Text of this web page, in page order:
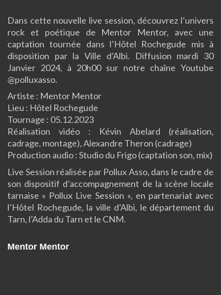
Dans cette nouvelle live session, découvrez l’univers
rock et poétique de Mentor Mentor, avec une
captation tournée dans l’Hôtel Rochegude mis à
disposition par la Ville d’Albi. Diffusion mardi 30
Janvier 2024, à 20h00 sur notre chaîne Youtube
@polluxasso.
Artiste : Mentor Mentor
Lieu : Hôtel Rochegude
Tournage : 05.12.2023
Réalisation vidéo : Kévin Abelard (réalisation,
cadrage, montage), Alexandre Theron (cadrage)
Production audio : Studio du Frigo (captation son, mix)
Live Session réalisée par Pollux Asso, dans le cadre de
son dispositif d’accompagnement de la scène locale
tarnaise « Pollux Live Session », en partenariat avec
l’Hôtel Rochegude, la ville d’Albi, le département du
Tarn, l’Adda du Tarn et le CNM.
Mentor Mentor